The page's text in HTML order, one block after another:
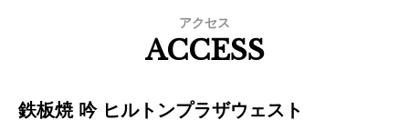
アクセス
ACCESS
鉄板焼 吟 ヒルトンプラザウェスト